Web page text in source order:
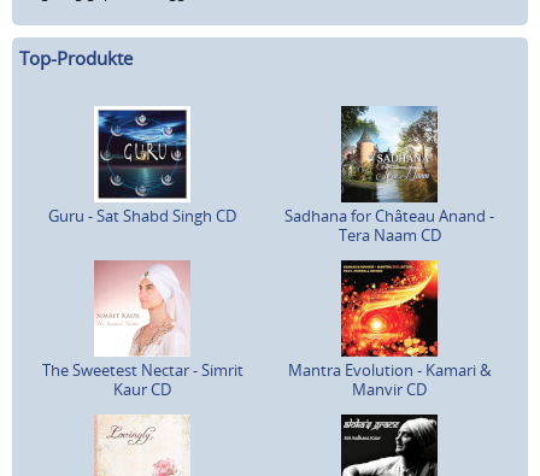
Top-Produkte
Guru - Sat Shabd Singh CD
Sadhana for Château Anand -
Tera Naam CD
The Sweetest Nectar - Simrit
Kaur CD
Mantra Evolution - Kamari &
Manvir CD